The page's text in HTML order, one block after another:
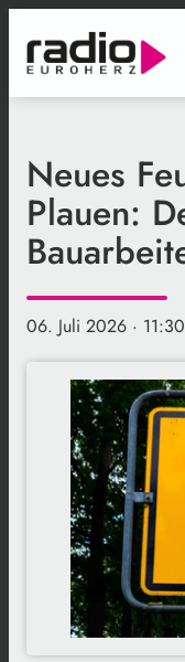
Neues
Plauen:
06. Juli 2026 ·